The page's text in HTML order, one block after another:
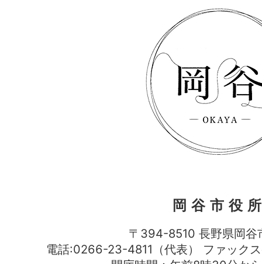
岡谷市役
〒394-8510 長野県岡谷
電話:0266-23-4811（代表） ファッ